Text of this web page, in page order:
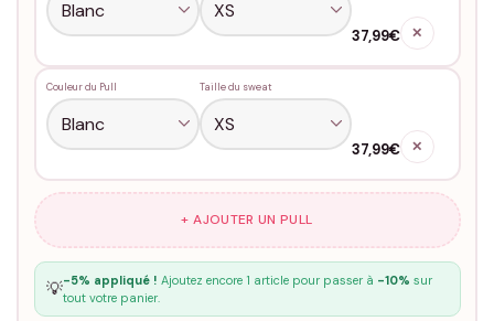
37,99€ ✕
Couleur du Pull Taille du sweat
37,99€ ✕
+ AJOUTER UN PULL
💡-5% appliqué ! Ajoutez encore 1 article pour passer à -10% sur
tout votre panier.